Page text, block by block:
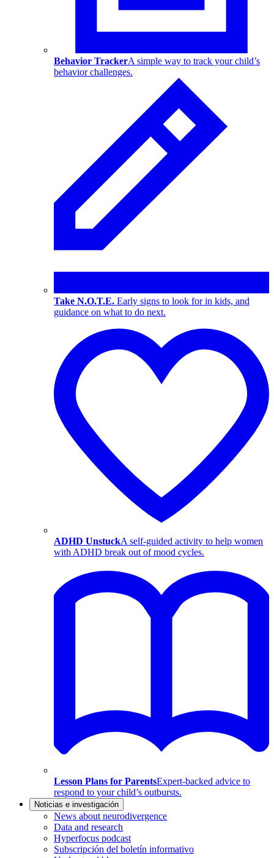
Behavior TrackerA simple way to track your child’s
behavior challenges.
Take N.O.T.E. Early signs to look for in kids, and
guidance on what to do next.
ADHD UnstuckA self-guided activity to help women
with ADHD break out of mood cycles.
Lesson Plans for ParentsExpert-backed advice to
respond to your child’s outbursts.
Noticias e investigación
News about neurodivergence
Data and research
Hyperfocus podcast
Subscripción del boletín informativo